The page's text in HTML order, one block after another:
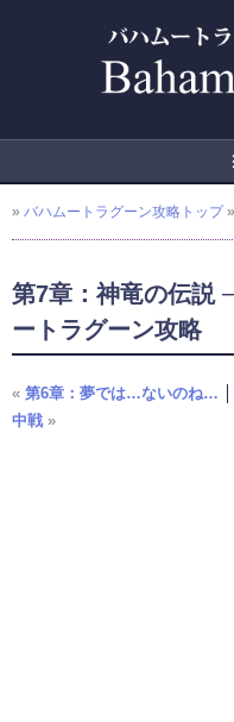
» バハムートラグーン攻略トップ»
第7章：神竜の伝説
ートラグーン攻略
« 第6章：夢では…ないのね…
中戦 »